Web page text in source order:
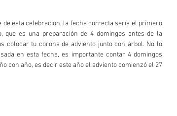
de esta celebración, la fecha correcta sería el primero
que es una preparación de 4 domingos antes de la
colocar tu corona de adviento junto con árbol. No lo
en esta fecha, es importante contar 4 domingos
con año, es decir este año el adviento comienzó el 27